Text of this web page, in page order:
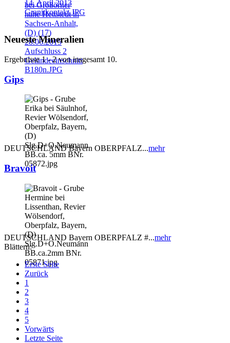
Neueste Mineralien
Ergebnisse 1 - 2 von insgesamt 10.
Gips
DEUTSCHLAND Bayern OBERPFALZ...mehr
Bravoit
DEUTSCHLAND Bayern OBERPFALZ #...mehr
Blättern:
Erste Seite
Zurück
1
2
3
4
5
Vorwärts
Letzte Seite